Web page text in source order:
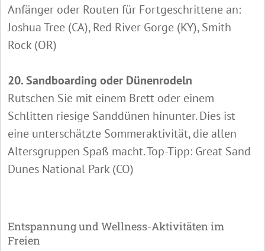
Anfänger oder Routen für Fortgeschrittene an:
Joshua Tree (CA), Red River Gorge (KY), Smith
Rock (OR)
20. Sandboarding oder Dünenrodeln
Rutschen Sie mit einem Brett oder einem
Schlitten riesige Sanddünen hinunter. Dies ist
eine unterschätzte Sommeraktivität, die allen
Altersgruppen Spaß macht. Top-Tipp: Great Sand
Dunes National Park (CO)
Entspannung und Wellness-Aktivitäten im
Freien